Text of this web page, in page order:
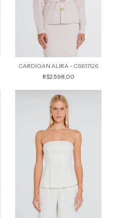
CARDIGAN ALIRA - CS617I26
R$2.598,00